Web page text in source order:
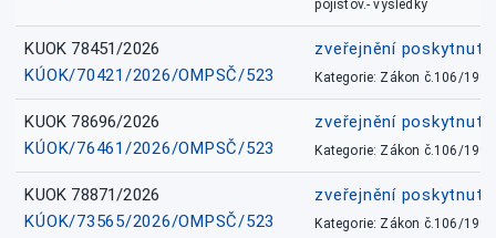
pojišťov.- výsledky
KUOK 78451/2026
KÚOK/70421/2026/OMPSČ/523
zveřejnění
Kategorie: Zákon č.106/1999
KUOK 78696/2026
KÚOK/76461/2026/OMPSČ/523
zveřejnění
Kategorie: Zákon č.106/1999
KUOK 78871/2026
KÚOK/73565/2026/OMPSČ/523
zveřejnění
Kategorie: Zákon č.106/1999